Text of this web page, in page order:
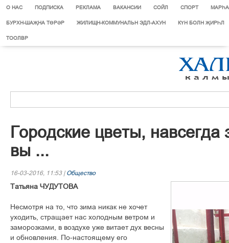
О НАС ПОДПИСКА РЕКЛАМА ВАКАНСИИ СОЙЛ СПОРТ
БУРХН-ШАҖНА ТӨРӘР ЖИЛИЩН-КОММУНАЛЬН ЭДЛ-АХУН КҮН БОЛН ҖИРҺЛ
ТООЛВР
Городские цветы, навсегда
вы ...
16-03-2016, 11:53 | Общество
Татьяна ЧУДУТОВА
Несмотря на то, что зима никак не хочет
уходить, стращает нас холодным ветром и
заморозками, в воздухе уже витает дух весны
и обновления. По-настоящему его